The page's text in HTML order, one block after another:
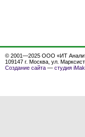
© 2001—2025 ООО «ИТ
109147 г. Москва, ул.
Создание сайта — студия